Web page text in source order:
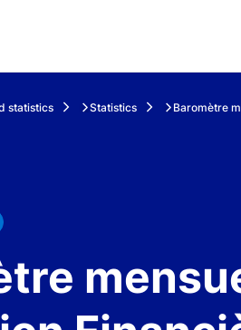
statistics Statistics Baromètre